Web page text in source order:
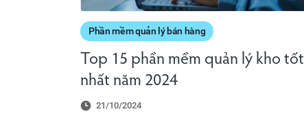
Phần mềm quản lý bán hàng
Top 15 phần mềm quản lý kho tốt
nhất năm 2024
21/10/2024